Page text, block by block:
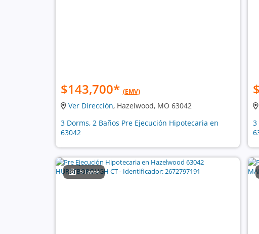
$143,700* (EMV)
Ver Dirección, Hazelwood, MO 63042
3 Dorms, 2 Baños Pre Ejecución Hipotecaria en
63042
3
5 Fotos